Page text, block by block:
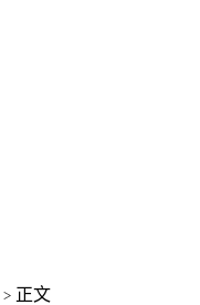
> 正文